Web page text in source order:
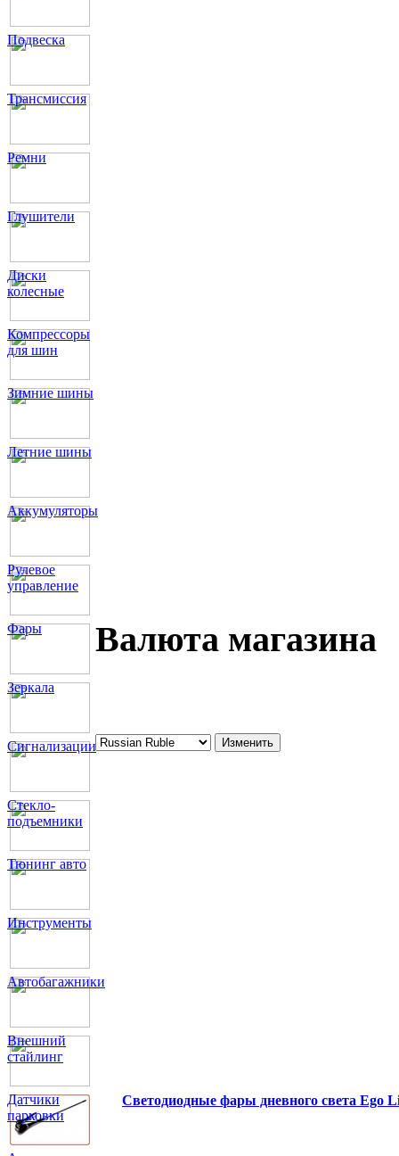
Подвеска
Трансмиссия
Ремни
Глушители
Диски
колесные
Компрессоры
для шин
Зимние шины
Летние шины
Аккумуляторы
Рулевое
управление
Фары
Зеркала
Сигнализации
Стекло-
подъемники
Тюнинг авто
Инструменты
Автобагажники
Внешний
стайлинг
Датчики
парковки
Валюта магазина
Светодиодные фары дневного света Ego